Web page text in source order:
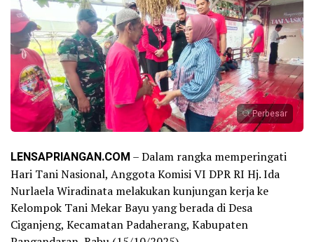
Perbesar
LENSAPRIANGAN.COM – Dalam rangka memperingati
Hari Tani Nasional, Anggota Komisi VI DPR RI Hj. Ida
Nurlaela Wiradinata melakukan kunjungan kerja ke
Kelompok Tani Mekar Bayu yang berada di Desa
Ciganjeng, Kecamatan Padaherang, Kabupaten